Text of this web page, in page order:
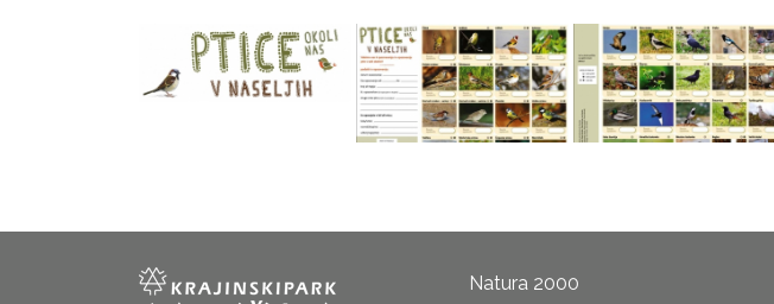
Natura 2000